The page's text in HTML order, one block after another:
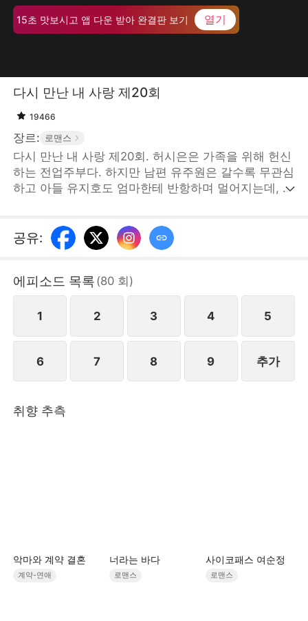
15초 맛보시고 앱 다운 받아 완결판 보기 열기
다시 만난 내 사랑 제20회
19466
장르: 로맨스
다시 만난 내 사랑 제20회. 허시은은 가족을 위해 헌신
하는 전업주부다. 하지만 남편 유주원은 갈수록 무관심
하고 아들 유지호도 엄마한테 반항하며 멀어지는데, 이
시 갑부 지성준을 만난다. 지성준은 그녀한테 관심을
보이며 해결사가 되어준다. STORYMATRIX PTE.LTD
공유:
에피소드 목록 (80 회)
1 2 3 4 5
6 7 8 9 추가
취향 추측
악마와 계약 결혼
계약-연애
너라는 바다
로맨스
사이코패스 여순정
로맨스